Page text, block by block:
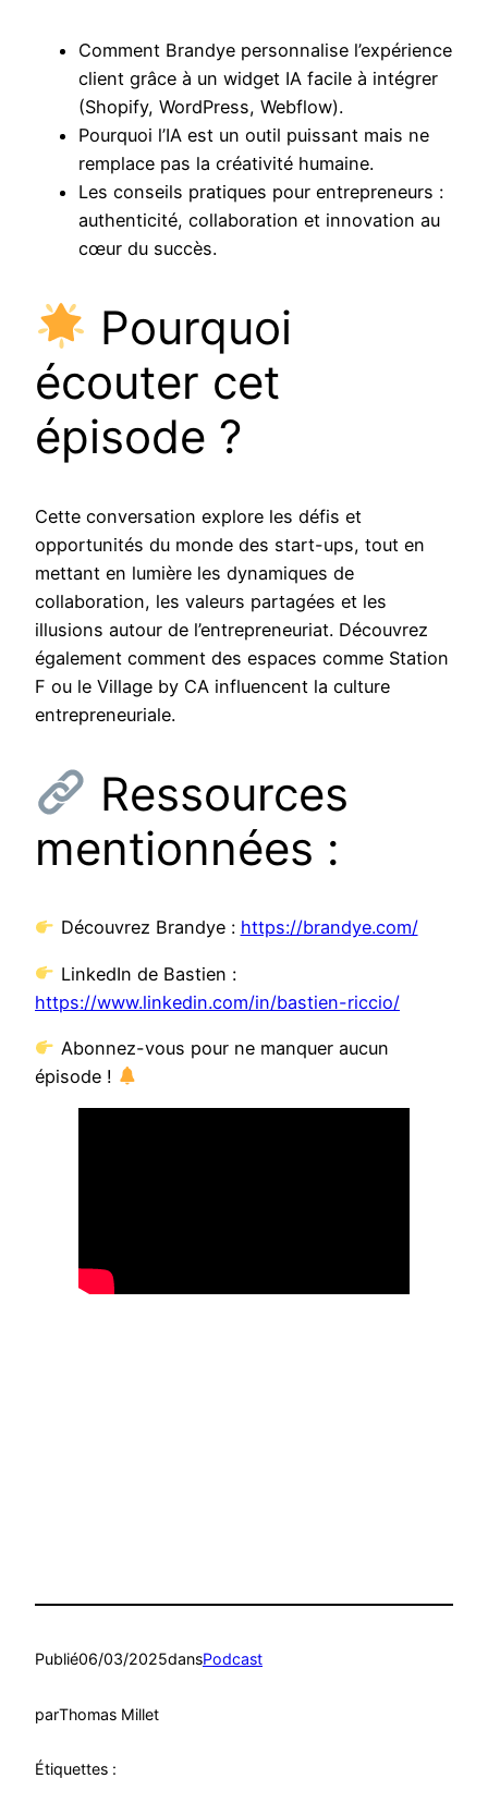
Comment Brandye personnalise l’expérience
client grâce à un widget IA facile à intégrer
(Shopify, WordPress, Webflow).
Pourquoi l’IA est un outil puissant mais ne
remplace pas la créativité humaine.
Les conseils pratiques pour entrepreneurs :
authenticité, collaboration et innovation au
cœur du succès.
Pourquoi
écouter cet
épisode ?
Cette conversation explore les défis et
opportunités du monde des start-ups, tout en
mettant en lumière les dynamiques de
collaboration, les valeurs partagées et les
illusions autour de l’entrepreneuriat. Découvrez
également comment des espaces comme Station
F ou le Village by CA influencent la culture
entrepreneuriale.
Ressources
mentionnées :
Découvrez Brandye : https://brandye.com/
LinkedIn de Bastien :
https://www.linkedin.com/in/bastien-riccio/
Abonnez-vous pour ne manquer aucun
épisode !
Publié06/03/2025dansPodcast
parThomas Millet
Étiquettes :